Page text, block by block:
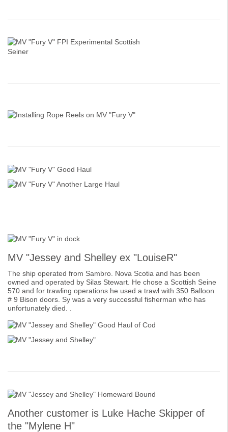
MV "Jessey and Shelley ex "LouiseR"
The ship operated from Sambro. Nova Scotia and has been
owned and operated by Silas Stewart. He chose a Scottish Seine
570 and for trawling operations he used a trawl with 350 Balloon
# 9 Bison doors. Sy was a very successful fisherman who has
unfortunately died. .
Another customer is Luke Hache Skipper of
the "Mylene H"